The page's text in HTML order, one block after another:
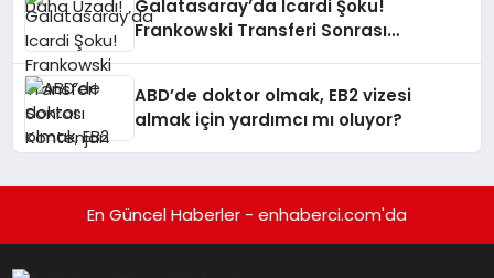
Galatasaray’da Icardi Şoku!
Frankowski Transferi Sonrası
ABD’de doktor olmak, EB2 vizesi
almak için yardımcı mı oluyor?
En Güncel Haberler - enhaberci.com'da